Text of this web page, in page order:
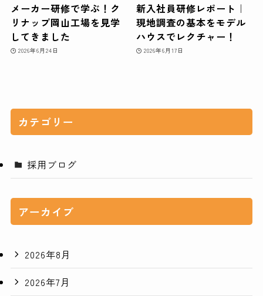
メーカー研修で学ぶ！ク
リナップ岡山工場を見学
してきました
2026年6月24日
新入社員研修レポート｜
現地調査の基本をモデル
ハウスでレクチャー！
2026年6月17日
カテゴリー
採用ブログ
アーカイブ
2026年8月
2026年7月